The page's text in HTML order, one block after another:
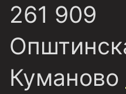
261 909
Куманово